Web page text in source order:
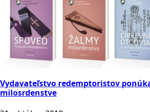
Vydavateľstvo redemptoristov
milosrdenstve